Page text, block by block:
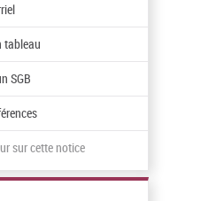
tableau
SGB
sur cette notice